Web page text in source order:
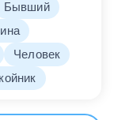
Бывший
Человек